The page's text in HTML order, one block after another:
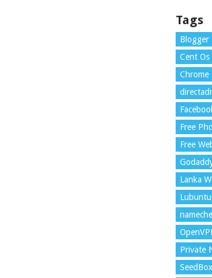
Tags
Blogger
Cent Os
Chrome
Free
Free
Lanka
Lubuntu
Private
SeedBox